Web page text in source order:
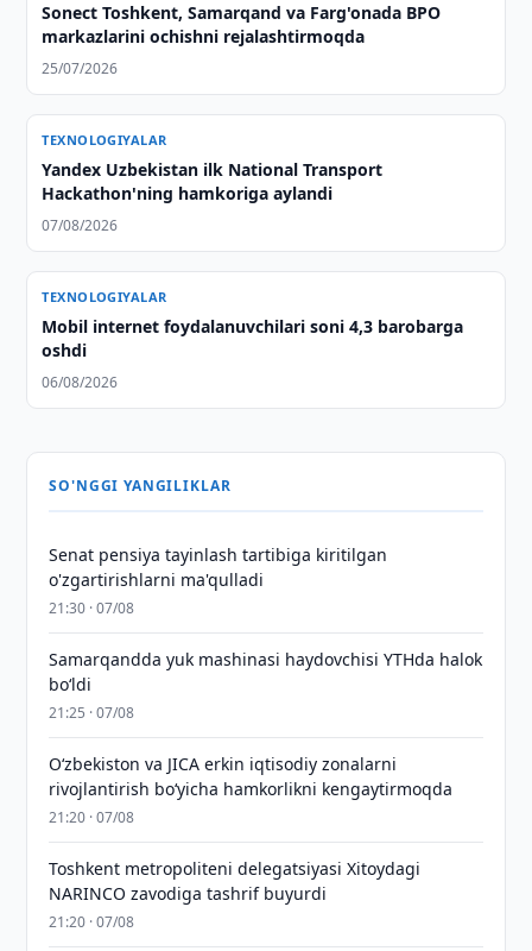
Sonect Toshkent, Samarqand va Farg'onada BPO
markazlarini ochishni rejalashtirmoqda
25/07/2026
TEXNOLOGIYALAR
Yandex Uzbekistan ilk National Transport
Hackathon'ning hamkoriga aylandi
07/08/2026
TEXNOLOGIYALAR
Mobil internet foydalanuvchilari soni 4,3 barobarga
oshdi
06/08/2026
SO'NGGI YANGILIKLAR
Senat pensiya tayinlash tartibiga kiritilgan
o'zgartirishlarni ma'qulladi
21:30 · 07/08
Samarqandda yuk mashinasi haydovchisi YTHda halok
bo‘ldi
21:25 · 07/08
Oʻzbekiston va JICA erkin iqtisodiy zonalarni
rivojlantirish boʻyicha hamkorlikni kengaytirmoqda
21:20 · 07/08
Toshkent metropoliteni delegatsiyasi Xitoydagi
NARINCO zavodiga tashrif buyurdi
21:20 · 07/08